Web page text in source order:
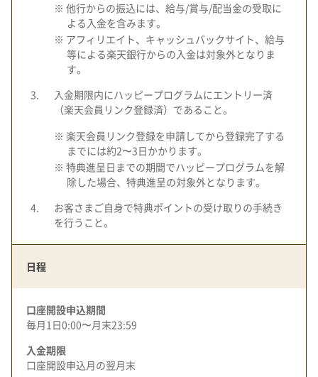
※ 他行からの振込には、給与/賞与/配当金の受取に
よる入金を含みます。
※ アフィリエイト、キャッシュバックサイト、給与
等による楽天銀行からの入金は対象外となりま
す。
入金期限内にハッピープログラムにエントリー済
（楽天会員リンク登録済）であること。
※ 楽天会員リンク登録を申請してから登録完了する
までには約2〜3日かかります。
※ 特典進呈日までの期間でハッピープログラムを解
除した場合、特典進呈の対象外となります。
お客さまご自身で特典ポイントの受け取りの手続き
を行うこと。
日程
口座開設申込期間
毎月1日0:00〜月末23:59
入金期限
口座開設申込月の翌月末